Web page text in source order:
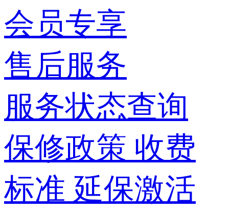
会员专享
售后服务
服务状态查询
保修政策 收费
标准 延保激活